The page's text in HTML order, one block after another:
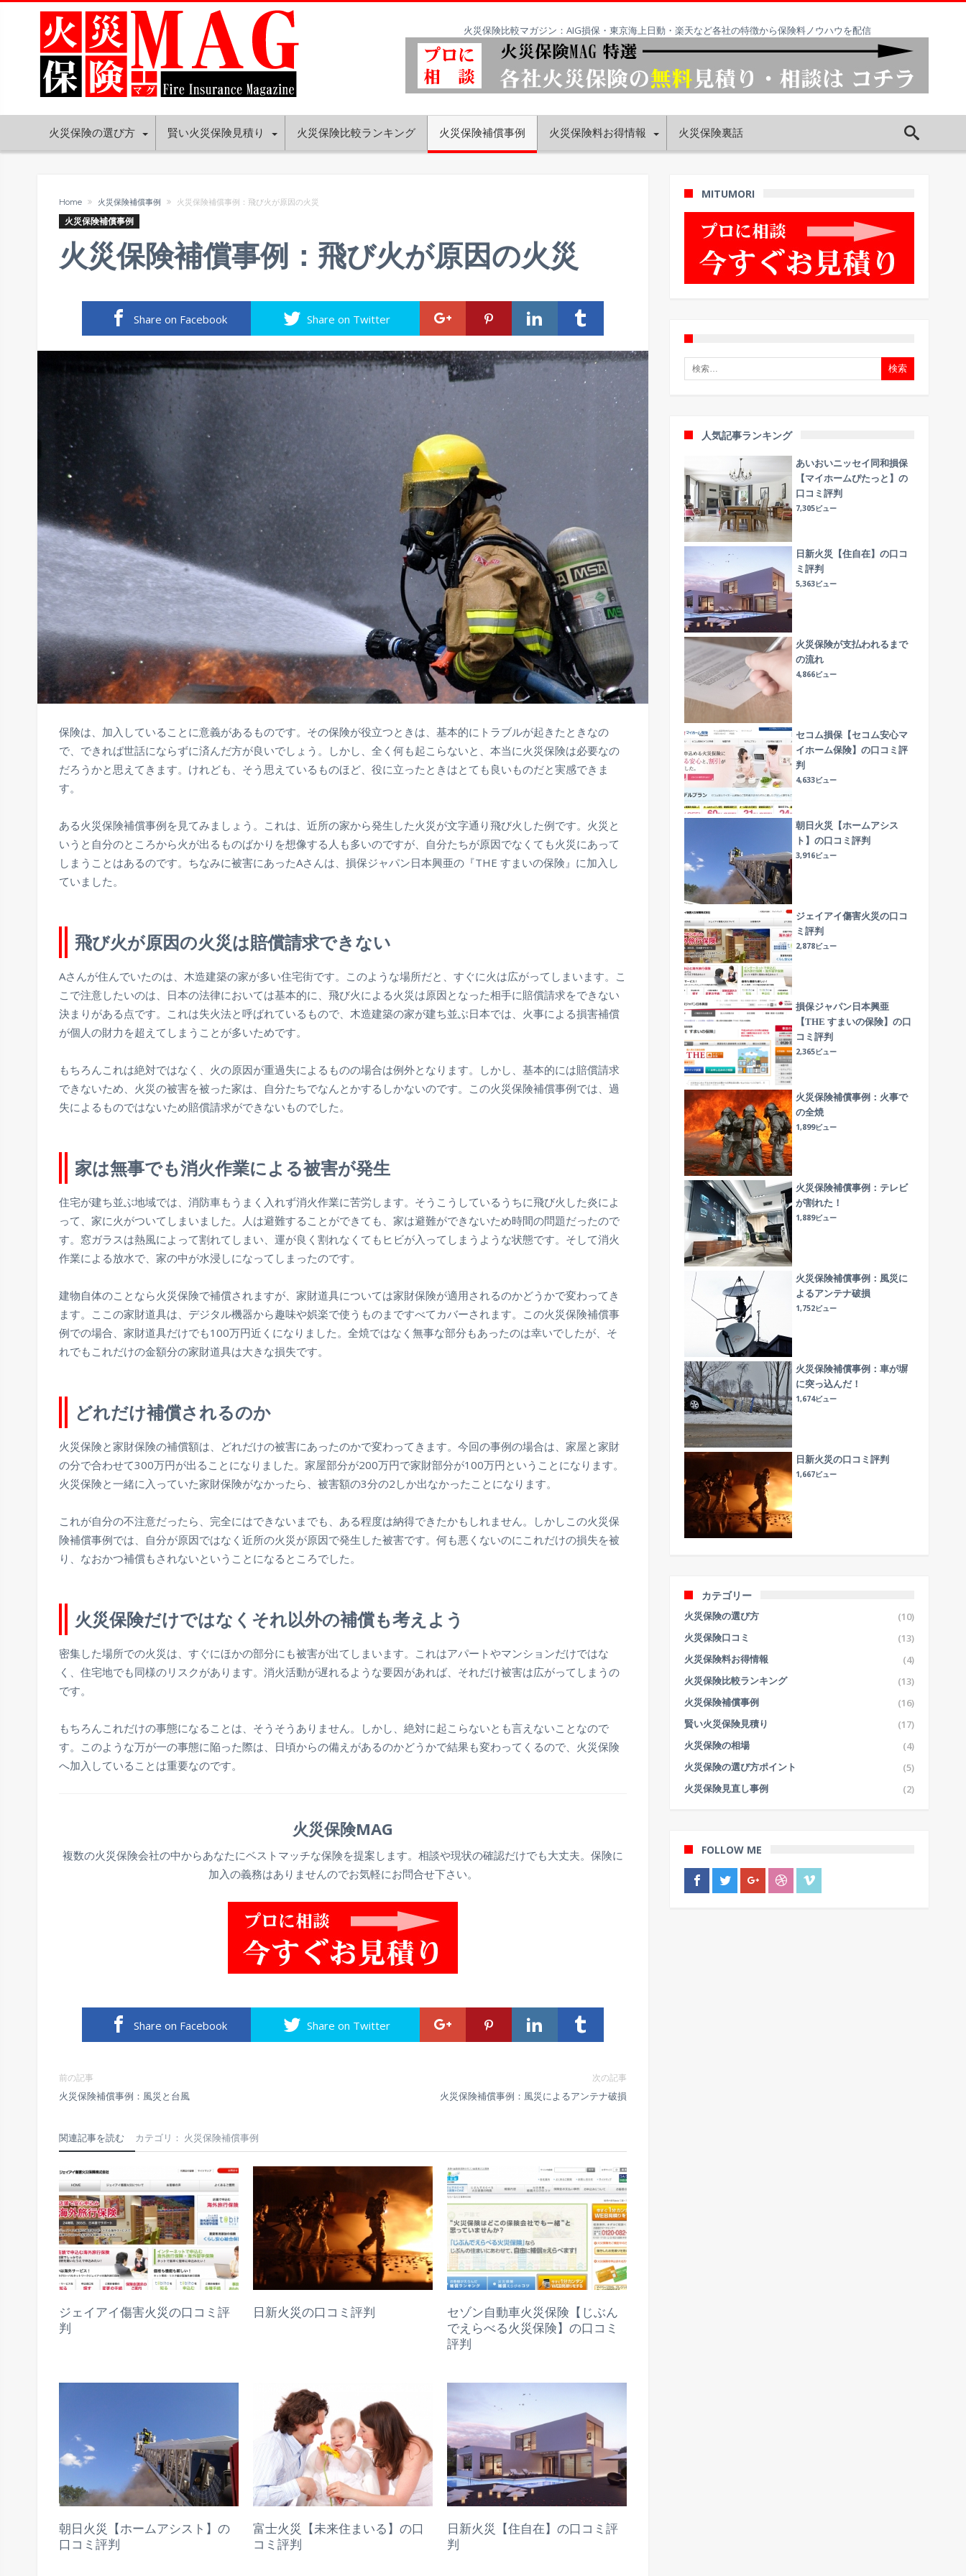
火災保険比較マガジン：AIG損保・東京海上日動・楽天など各社の特徴から保険料ノウハウを配信
火災保険の選び方 賢い火災保険見積り 火災保険比較ランキング 火災保険補償事例 火災保険料お得情報 火災保険裏話
Home 火災保険補償事例 火災保険補償事例：飛び火が原因の火災
火災保険補償事例
火災保険補償事例：飛び火が原因の火災
Share on Facebook Share on Twitter
保険は、加入していることに意義があるものです。その保険が役立つときは、基本的にトラブルが起きたときなの
で、できれば世話にならずに済んだ方が良いでしょう。しかし、全く何も起こらないと、本当に火災保険は必要なの
だろうかと思えてきます。けれども、そう思えているものほど、役に立ったときはとても良いものだと実感できま
す。
ある火災保険補償事例を見てみましょう。これは、近所の家から発生した火災が文字通り飛び火した例です。火災と
いうと自分のところから火が出るものばかりを想像する人も多いのですが、自分たちが原因でなくても火災にあって
しまうことはあるのです。ちなみに被害にあったAさんは、損保ジャパン日本興亜の『THE すまいの保険』に加入し
ていました。
飛び火が原因の火災は賠償請求できない
Aさんが住んでいたのは、木造建築の家が多い住宅街です。このような場所だと、すぐに火は広がってしまいます。こ
こで注意したいのは、日本の法律においては基本的に、飛び火による火災は原因となった相手に賠償請求をできない
決まりがある点です。これは失火法と呼ばれているもので、木造建築の家が建ち並ぶ日本では、火事による損害補償
が個人の財力を超えてしまうことが多いためです。
もちろんこれは絶対ではなく、火の原因が重過失によるものの場合は例外となります。しかし、基本的には賠償請求
できないため、火災の被害を被った家は、自分たちでなんとかするしかないのです。この火災保険補償事例では、過
失によるものではないため賠償請求ができないものでした。
家は無事でも消火作業による被害が発生
住宅が建ち並ぶ地域では、消防車もうまく入れず消火作業に苦労します。そうこうしているうちに飛び火した炎によ
って、家に火がついてしまいました。人は避難することができても、家は避難ができないため時間の問題だったので
す。窓ガラスは熱風によって割れてしまい、運が良く割れなくてもヒビが入ってしまうような状態です。そして消火
作業による放水で、家の中が水浸しになってしまったのです。
建物自体のことなら火災保険で補償されますが、家財道具については家財保険が適用されるのかどうかで変わってき
ます。ここの家財道具は、デジタル機器から趣味や娯楽で使うものまですべてカバーされます。この火災保険補償事
例での場合、家財道具だけでも100万円近くになりました。全焼ではなく無事な部分もあったのは幸いでしたが、そ
れでもこれだけの金額分の家財道具は大きな損失です。
どれだけ補償されるのか
火災保険と家財保険の補償額は、どれだけの被害にあったのかで変わってきます。今回の事例の場合は、家屋と家財
の分で合わせて300万円が出ることになりました。家屋部分が200万円で家財部分が100万円ということになります。
火災保険と一緒に入っていた家財保険がなかったら、被害額の3分の2しか出なかったことになります。
これが自分の不注意だったら、完全にはできないまでも、ある程度は納得できたかもしれません。しかしこの火災保
険補償事例では、自分が原因ではなく近所の火災が原因で発生した被害です。何も悪くないのにこれだけの損失を被
り、なおかつ補償もされないということになるところでした。
火災保険だけではなくそれ以外の補償も考えよう
密集した場所での火災は、すぐにほかの部分にも被害が出てしまいます。これはアパートやマンションだけではな
く、住宅地でも同様のリスクがあります。消火活動が遅れるような要因があれば、それだけ被害は広がってしまうの
です。
もちろんこれだけの事態になることは、そうそうありません。しかし、絶対に起こらないとも言えないことなので
す。このような万が一の事態に陥った際は、日頃からの備えがあるのかどうかで結果も変わってくるので、火災保険
へ加入していることは重要なのです。
火災保険MAG
複数の火災保険会社の中からあなたにベストマッチな保険を提案します。相談や現状の確認だけでも大丈夫。保険に
加入の義務はありませんのでお気軽にお問合せ下さい。
Share on Facebook Share on Twitter
前の記事
火災保険補償事例：風災と台風
次の記事
火災保険補償事例：風災によるアンテナ破損
関連記事を読む カテゴリ： 火災保険補償事例
ジェイアイ傷害火災の口コミ評
判
日新火災の口コミ評判
セゾン自動車火災保険【じぶん
でえらべる火災保険】の口コミ
評判
朝日火災【ホームアシスト】の
口コミ評判
富士火災【未来住まいる】の口
コミ評判
日新火災【住自在】の口コミ評
判
MITUMORI
検索:
人気記事ランキング
あいおいニッセイ同和損保
【マイホームぴたっと】の
口コミ評判
7,305ビュー
日新火災【住自在】の口コ
ミ評判
5,363ビュー
火災保険が支払われるまで
の流れ
4,866ビュー
セコム損保【セコム安心マ
イホーム保険】の口コミ評
判
4,633ビュー
朝日火災【ホームアシス
ト】の口コミ評判
3,916ビュー
ジェイアイ傷害火災の口コ
ミ評判
2,878ビュー
損保ジャパン日本興亜
【THE すまいの保険】の口
コミ評判
2,365ビュー
火災保険補償事例：火事で
の全焼
1,899ビュー
火災保険補償事例：テレビ
が割れた！
1,889ビュー
火災保険補償事例：風災に
よるアンテナ破損
1,752ビュー
火災保険補償事例：車が塀
に突っ込んだ！
1,674ビュー
日新火災の口コミ評判
1,667ビュー
カテゴリー
火災保険の選び方 (10)
火災保険口コミ (13)
火災保険料お得情報 (4)
火災保険比較ランキング (13)
火災保険補償事例 (16)
賢い火災保険見積り (17)
火災保険の相場 (4)
火災保険の選び方ポイント (5)
火災保険見直し事例 (2)
FOLLOW ME